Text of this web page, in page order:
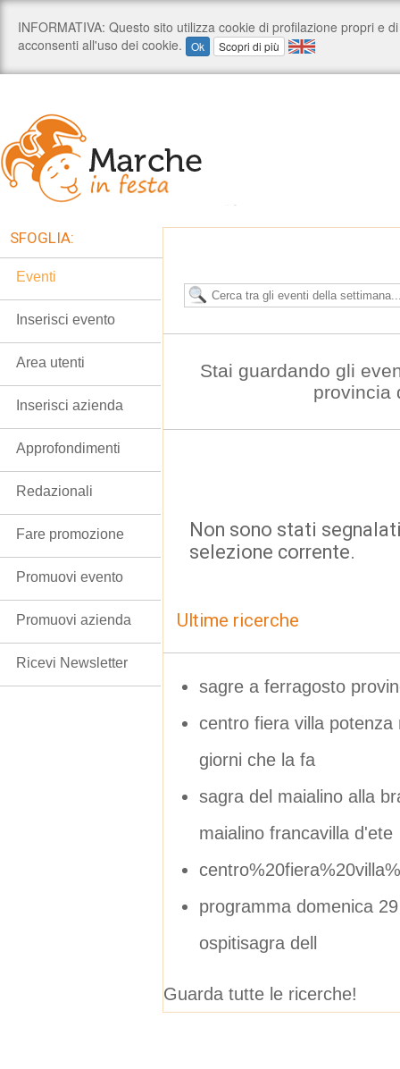
Stai guardando gli
provincia
Non sono stati
selezione corrente.
Ultime ricerche
sagre a ferragosto
centro fiera villa
giorni che la fa
sagra del maialino alla
maialino francavilla d'ete
programma domenica
ospitisagra dell
Guarda tutte le ricerche!
SFOGLIA:
Eventi
Inserisci evento
Area utenti
Inserisci azienda
Approfondimenti
Redazionali
Fare promozione
Promuovi evento
Promuovi azienda
Ricevi Newsletter